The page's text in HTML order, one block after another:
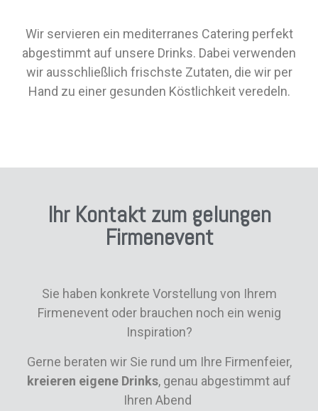
Wir servieren ein mediterranes Catering perfekt
abgestimmt auf unsere Drinks. Dabei verwenden
wir ausschließlich frischste Zutaten, die wir per
Hand zu einer gesunden Köstlichkeit veredeln.
Ihr Kontakt zum gelungen
Firmenevent
Sie haben konkrete Vorstellung von Ihrem
Firmenevent oder brauchen noch ein wenig
Inspiration?
Gerne beraten wir Sie rund um Ihre Firmenfeier,
kreieren eigene Drinks, genau abgestimmt auf
Ihren Abend